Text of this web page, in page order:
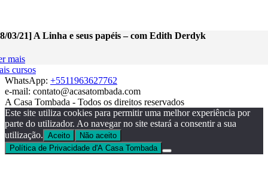
03/21] A Linha e seus papéis – com Edith Derdyk
mais
cursos
WhatsApp: +5511963627762
e-mail: contato@acasatombada.com
A Casa Tombada - Todos os direitos reservados
Este site utiliza cookies para permitir uma melhor experiência por
parte do utilizador. Ao navegar no site estará a consentir a sua
utilização. Aceito
Não aceito
Política de Privacidade d'A Casa Tombada